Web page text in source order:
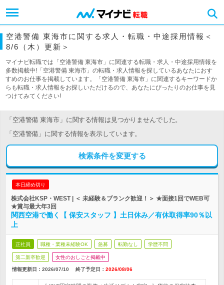
空港警備 東海市に関する求人・転職・中途採用情報＜
8/6（木）更新＞
マイナビ転職では「空港警備 東海市」に関連する転職・求人・中途採用情報を
多数掲載中!「空港警備 東海市」の転職・求人情報を探しているあなたにおす
すめのお仕事を掲載しています。「空港警備 東海市」に関連するキーワードか
らも転職・求人情報をお探しいただけるので、あなたにぴったりのお仕事を見
つけてみてください!
「空港警備 東海市」に関する情報は見つかりませんでした。
「空港警備」に関する情報を表示しています。
検索条件を変更する
本日締め切り
株式会社KSP・WEST | ＜ 未経験＆ブランク歓迎！＞ ★面接1回でWEB可
★賞与最大年3回
関西空港で働く【 保安スタッフ 】土日休み／有休取得率90％以
上
正社員 職種・業種未経験OK 急募 転勤なし 学歴不問
第二新卒歓迎 女性のおしごと掲載中
情報更新日：2026/07/10 終了予定日： 2026/08/06